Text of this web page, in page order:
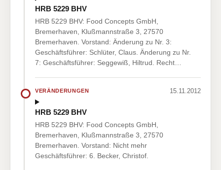
HRB 5229 BHV
HRB 5229 BHV: Food Concepts GmbH,
Bremerhaven, Klußmannstraße 3, 27570
Bremerhaven. Vorstand: Änderung zu Nr. 3:
Geschäftsführer: Schlüter, Claus. Änderung zu Nr.
7: Geschäftsführer: Seggewiß, Hiltrud. Recht…
VERÄNDERUNGEN 15.11.2012
HRB 5229 BHV
HRB 5229 BHV: Food Concepts GmbH,
Bremerhaven, Klußmannstraße 3, 27570
Bremerhaven. Vorstand: Nicht mehr
Geschäftsführer: 6. Becker, Christof.